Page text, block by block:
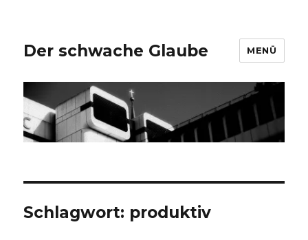
Der schwache Glaube MENÜ
Schlagwort: produktiv